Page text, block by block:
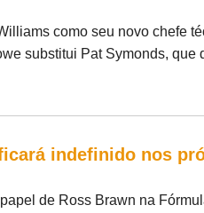
como seu novo chefe
substitui Pat Symonds, que
indefinido nos
de Ross Brawn na